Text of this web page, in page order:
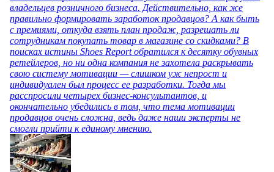
владельцев розничного бизнеса. Действительно, как же
правильно формировать заработок продавцов? А как быть
с премиями, откуда взять план продаж, разрешать ли
сотрудникам покупать товар в магазине со скидками? В
поисках истины Shoes Report обратился к десятку обувных
ретейлеров, но ни одна компания не захотела раскрывать
свою систему мотивации — слишком уж непрост и
индивидуален был процесс ее разработки. Тогда мы
расспросили четырех бизнес-консультантов, и
окончательно убедились в том, что тема мотивации
продавцов очень сложна, ведь даже наши эксперты не
смогли прийти к единому мнению.